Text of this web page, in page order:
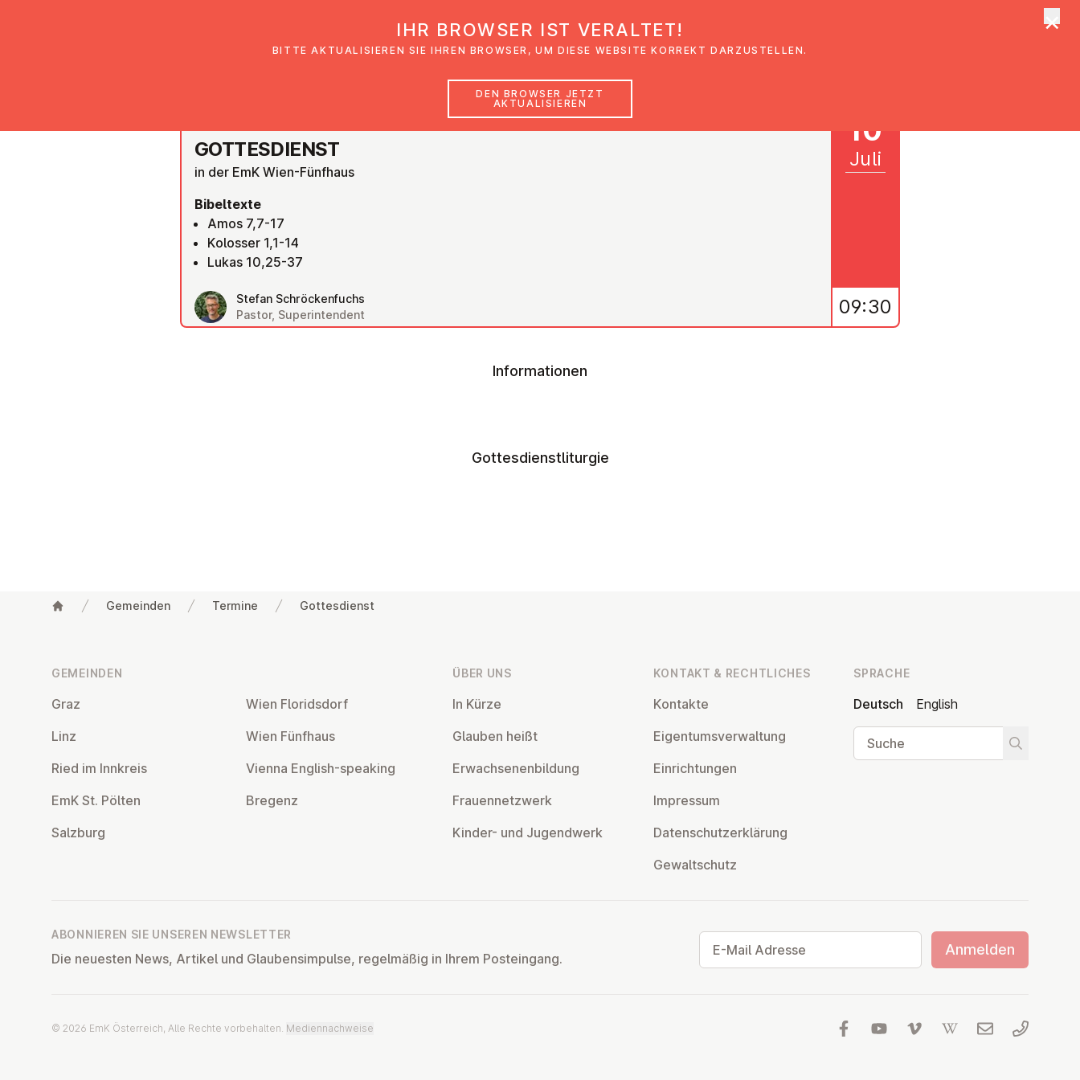
Glaubensimpulse News Veranstaltungen
GOT­TES­DIENST
in der EmK Wien-Fünfhaus
Bibeltexte
Amos 7,7-17
Kolosser 1,1-14
Lukas 10,25-37
Stefan Schröckenfuchs
Pastor, Superintendent
10
Juli
09:30
Informationen
Gottesdienstliturgie
Gemeinden Termine Gottesdienst
GEMEINDEN
Graz
Linz
Ried im Innkreis
EmK St. Pölten
Salzburg
Wien Flo­rids­dorf
Wien Fünfhaus
Vienna English-speaking
Bregenz
ÜBER UNS
In Kürze
Glauben heißt
Er­wach­se­nen­bil­dung
Frau­en­netz­werk
Kinder- und Ju­gend­werk
KONTAKT & RECHT­LI­CHES
Kontakte
Ei­gen­tums­ver­wal­tung
Ein­rich­tun­gen
Impressum
Da­ten­schutz­er­klä­rung
Ge­walt­schutz
SPRACHE
Deutsch
English
Suche
Suche
ABONNIEREN SIE UNSEREN NEWSLETTER
Die neuesten News, Artikel und Glaubensimpulse, regelmäßig in Ihrem Posteingang.
Anmelden
© 2026 EmK Österreich, Alle Rechte vorbehalten. Mediennachweise
IHR BROWSER IST VERALTET!
BITTE AKTUALISIEREN SIE IHREN BROWSER, UM DIESE WEBSITE KORREKT DARZUSTELLEN.
DEN BROWSER JETZT
AKTUALISIEREN
×